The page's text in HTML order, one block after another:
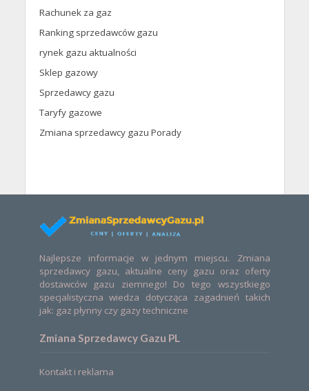
Rachunek za gaz
Ranking sprzedawców gazu
rynek gazu aktualności
Sklep gazowy
Sprzedawcy gazu
Taryfy gazowe
Zmiana sprzedawcy gazu Porady
Najlepsze informacje w jednym miejscu. Zmiana
sprzedawcy gazu, aktualne ceny gazu oraz oferty
dostawców gazu ziemnego! Do tego wszystkiego
specjalistyczna wiedza dotycząca zagadnień takich
jak: gaz płynny czy gazy techniczne
Zmiana Sprzedawcy Gazu PL
Kontakt i reklama